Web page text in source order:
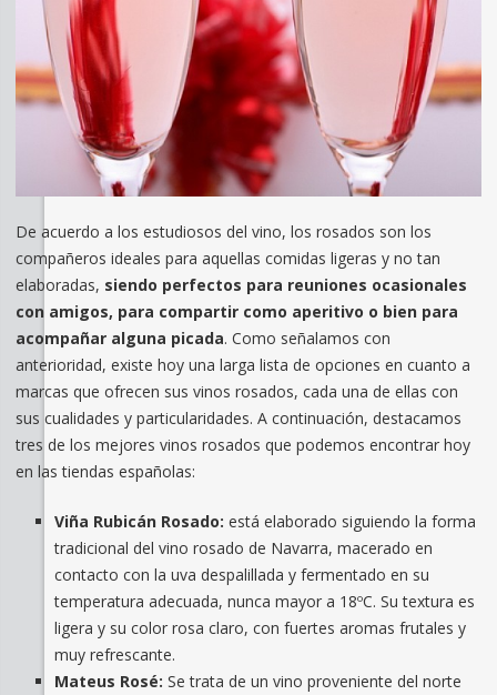
De acuerdo a los estudiosos del vino, los rosados son los
compañeros ideales para aquellas comidas ligeras y no tan
elaboradas, siendo perfectos para reuniones ocasionales
con amigos, para compartir como aperitivo o bien para
acompañar alguna picada. Como señalamos con
anterioridad, existe hoy una larga lista de opciones en cuanto a
marcas que ofrecen sus vinos rosados, cada una de ellas con
sus cualidades y particularidades. A continuación, destacamos
tres de los mejores vinos rosados que podemos encontrar hoy
en las tiendas españolas:
Viña Rubicán Rosado: está elaborado siguiendo la forma
tradicional del vino rosado de Navarra, macerado en
contacto con la uva despalillada y fermentado en su
temperatura adecuada, nunca mayor a 18ºC. Su textura es
ligera y su color rosa claro, con fuertes aromas frutales y
muy refrescante.
Mateus Rosé: Se trata de un vino proveniente del norte